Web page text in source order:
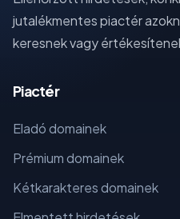
jutalékmentes piactér
keresnek vagy
Piactér
Eladó domainek
Prémium domainek
Kétkarakteres domainek